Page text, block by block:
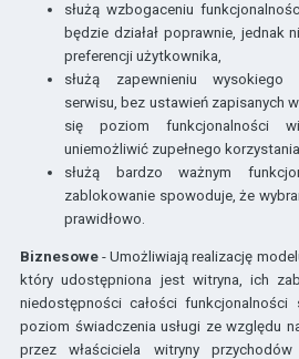
służą wzbogaceniu
będzie działał poprawnie, jednak
preferencji użytkownika,
służą zapewnieniu wysokiego
serwisu, bez ustawień zapisanych
się poziom funkcjonalności
uniemożliwić zupełnego
służą bardzo ważnym
zablokowanie spowoduje, że
prawidłowo.
Biznesowe - Umożliwiają realizację
który udostępniona jest witryna, ich
niedostępności całości
poziom świadczenia usługi ze względu
przez właściciela witryny przychodów